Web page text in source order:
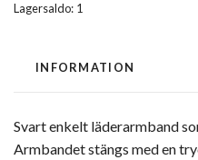
Lagersaldo: 1
INFORMATION
Svart enkelt läderarmband
Armbandet stängs med en